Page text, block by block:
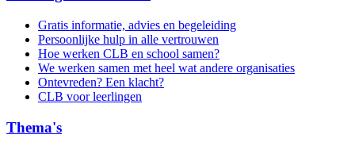
Gratis informatie, advies en begeleiding
Persoonlijke hulp in alle vertrouwen
Hoe werken CLB en school samen?
We werken samen met heel wat andere organisaties
Ontevreden? Een klacht?
CLB voor leerlingen
Thema's